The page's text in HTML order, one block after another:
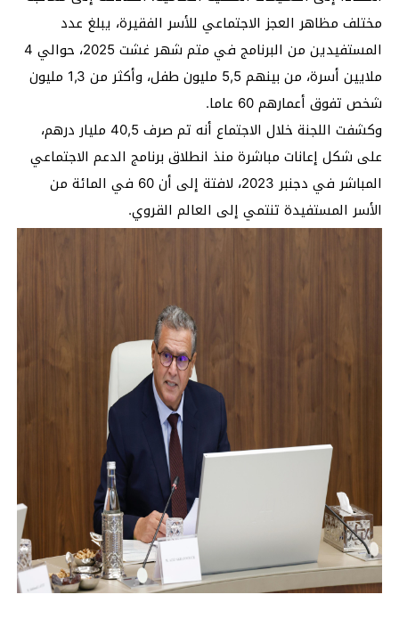
مختلف مظاهر العجز الاجتماعي للأسر الفقيرة، يبلغ عدد
المستفيدين من البرنامج في متم شهر غشت 2025، حوالي 4
ملايين أسرة، من بينهم 5,5 مليون طفل، وأكثر من 1,3 مليون
شخص تفوق أعمارهم 60 عاما.
وكشفت اللجنة خلال الاجتماع أنه تم صرف 40,5 مليار درهم،
على شكل إعانات مباشرة منذ انطلاق برنامج الدعم الاجتماعي
المباشر في دجنبر 2023، لافتة إلى أن 60 في المائة من
الأسر المستفيدة تنتمي إلى العالم القروي.